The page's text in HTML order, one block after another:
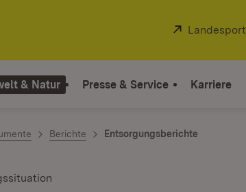
Extern:
& Natur Presse & Service Karriere
Berichte Entsorgungsberichte